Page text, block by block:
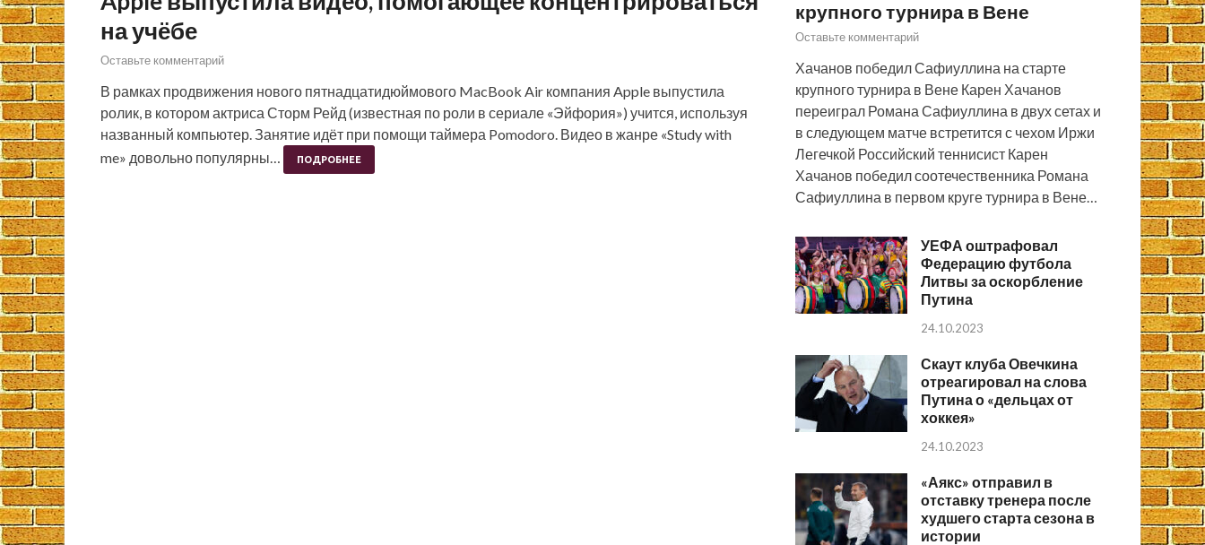
на учёбе
Оставьте комментарий
В рамках продвижения нового пятнадцатидюймового MacBook Air компания Apple выпустила
ролик, в котором актриса Сторм Рейд (известная по роли в сериале «Эйфория») учится, используя
названный компьютер. Занятие идёт при помощи таймера Pomodoro. Видео в жанре «Study with
me» довольно популярны…
ПОДРОБНЕЕ
крупного турнира в Вене
Оставьте комментарий
Хачанов победил Сафиуллина на старте
крупного турнира в Вене Карен Хачанов
переиграл Романа Сафиуллина в двух сетах и
в следующем матче встретится с чехом Иржи
Легечкой Российский теннисист Карен
Хачанов победил соотечественника Романа
Сафиуллина в первом круге турнира в Вене…
УЕФА оштрафовал
Федерацию футбола
Литвы за оскорбление
Путина
24.10.2023
Скаут клуба Овечкина
отреагировал на слова
Путина о «дельцах от
хоккея»
24.10.2023
«Аякс» отправил в
отставку тренера после
худшего старта сезона в
истории